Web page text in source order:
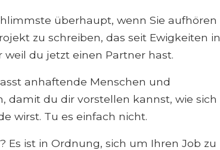
überhaupt, wenn Sie aufhören
zu schreiben, das seit Ewigkeiten in
weil du jetzt einen Partner hast.
anhaftende Menschen und
damit du dir vorstellen kannst, wie sich
wirst. Tu es einfach nicht.
Es ist in Ordnung, sich um Ihren Job zu